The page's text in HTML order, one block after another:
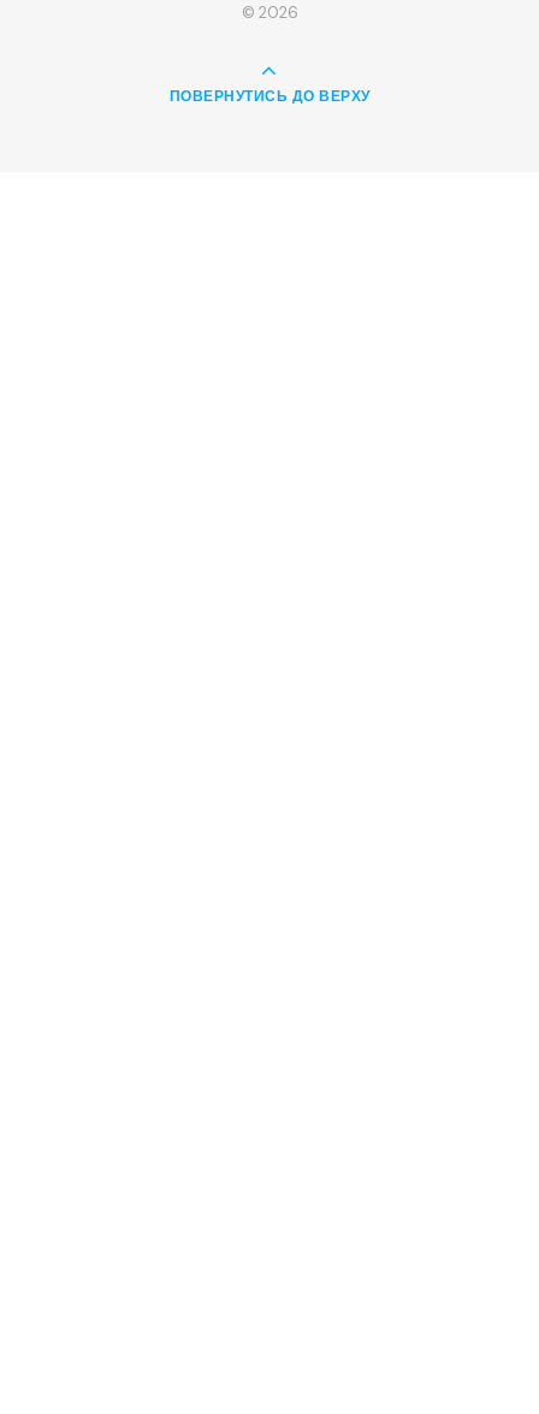
© 2026
ПОВЕРНУТИСЬ ДО ВЕРХУ